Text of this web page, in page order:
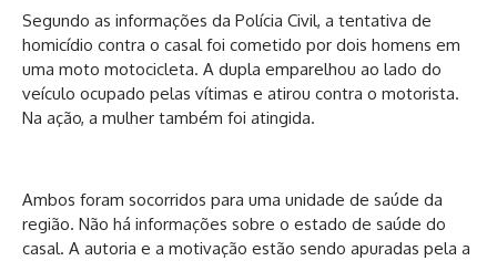
Segundo as informações da Polícia Civil, a tentativa de
homicídio contra o casal foi cometido por dois homens em
uma moto motocicleta. A dupla emparelhou ao lado do
veículo ocupado pelas vítimas e atirou contra o motorista.
Na ação, a mulher também foi atingida.
Ambos foram socorridos para uma unidade de saúde da
região. Não há informações sobre o estado de saúde do
casal. A autoria e a motivação estão sendo apuradas pela a